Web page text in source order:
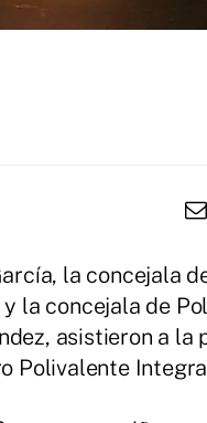
la concejala
la concejala de
asistieron a
Polivalente